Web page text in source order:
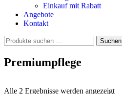
Einkauf mit Rabatt
Angebote
Kontakt
Suchen
nach:
Suchen
Premiumpflege
Alle 2 Ergebnisse werden angezeigt